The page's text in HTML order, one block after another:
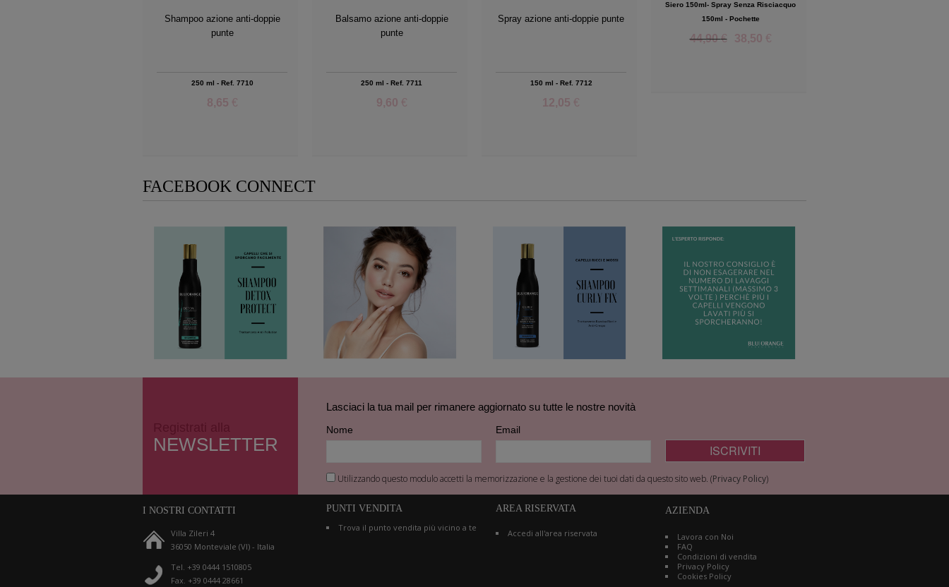
Shampoo azione anti-doppie
punte
250 ml - Ref. 7710
8,65 €
Balsamo azione anti-doppie
punte
250 ml - Ref. 7711
9,60 €
Spray azione anti-doppie punte
150 ml - Ref. 7712
12,05 €
Siero 150ml- Spray Senza Risciacquo
150ml - Pochette
44,90€ 38,50 €
FACEBOOK CONNECT
NEWSLETTER
Lasciaci la tua mail per rimanere aggiornato su tutte le nostre novità
Nome Email
Utilizzando questo modulo accetti la memorizzazione e la gestione dei tuoi dati da questo sito web. (Privacy Policy)
I NOSTRI CONTATTI
Villa Zileri 4
36050 Monteviale (VI) - Italia
Tel. +39 0444 1510805
Fax. +39 0444 28661
PUNTI VENDITA
Trova il punto vendita più vicino a te
AREA RISERVATA
Accedi all'area riservata
AZIENDA
Lavora con Noi
FAQ
Condizioni di vendita
Privacy Policy
Cookies Policy